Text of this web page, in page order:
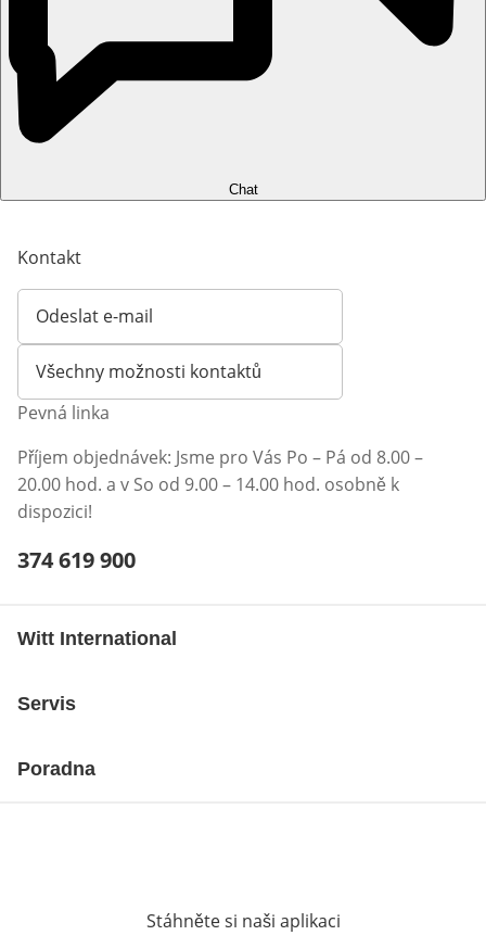
Chat
Kontakt
Odeslat e-mail
Otevírá e-mailového klienta
Všechny možnosti kontaktů
Pevná linka
Příjem objednávek: Jsme pro Vás Po – Pá od 8.00 –
20.00 hod. a v So od 9.00 – 14.00 hod. osobně k
dispozici!
Telefonní číslo:
374 619 900
Witt International
Servis
Poradna
Stáhněte si naši aplikaci